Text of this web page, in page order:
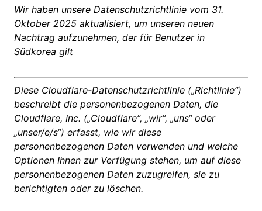
Wir haben unsere Datenschutzrichtlinie vom 31.
Oktober 2025 aktualisiert, um unseren neuen
Nachtrag aufzunehmen, der für Benutzer in
Südkorea gilt
Diese Cloudflare-Datenschutzrichtlinie („Richtlinie“)
beschreibt die personenbezogenen Daten, die
Cloudflare, Inc. („Cloudflare“, „wir“, „uns“ oder
„unser/e/s“) erfasst, wie wir diese
personenbezogenen Daten verwenden und welche
Optionen Ihnen zur Verfügung stehen, um auf diese
personenbezogenen Daten zuzugreifen, sie zu
berichtigten oder zu löschen.